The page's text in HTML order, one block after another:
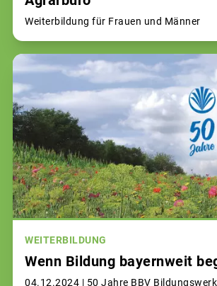
Weiterbildung für Frauen und Männer
WEITERBILDUNG
Wenn Bildung bayernweit
04.12.2024 | 50 Jahre BBV